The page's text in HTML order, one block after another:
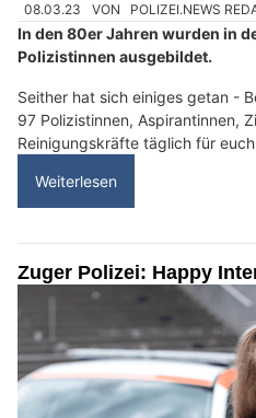
08.03.23 VON POLIZEI.NEWS
In den 80er Jahren wurden in
Polizistinnen ausgebildet.
Seither hat sich einiges getan -
97 Polizistinnen, Aspirantinnen,
Reinigungskräfte täglich für
Weiterlesen
Zuger Polizei: Happy